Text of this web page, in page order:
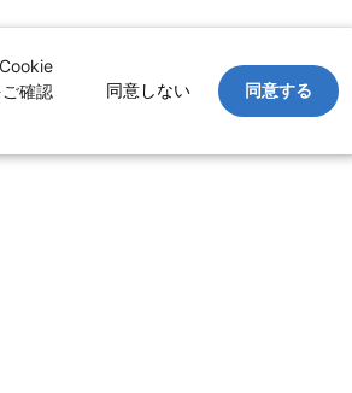
ご確認
同意しない 同意する